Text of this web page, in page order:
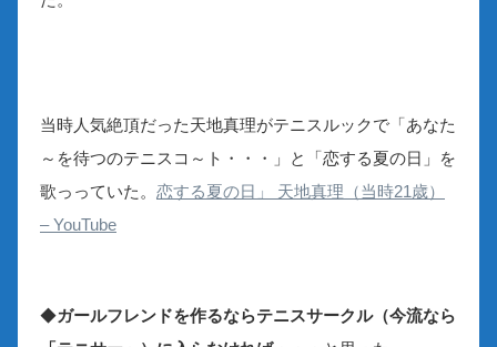
当時人気絶頂だった天地真理がテニスルックで「あなた
～を待つのテニスコ～ト・・・」と「恋する夏の日」を
歌っっていた。 恋する夏の日」 天地真理（当時21歳）
– YouTube
◆ガールフレンドを作るならテニスサークル（今流なら